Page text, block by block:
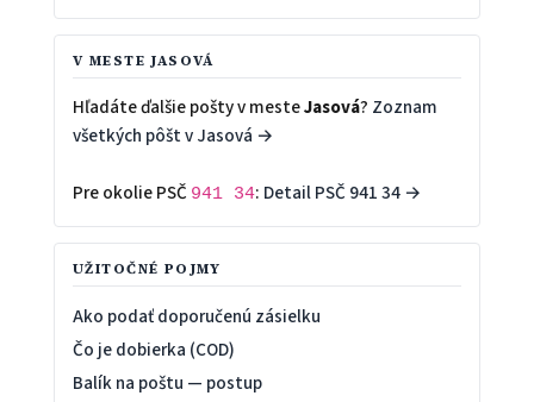
V MESTE JASOVÁ
Hľadáte ďalšie pošty v mesteJasová? Zoznam
všetkých pôšt v Jasová →
Pre okolie PSČ 941 34: Detail PSČ 941 34 →
UŽITOČNÉ POJMY
Ako podať doporučenú zásielku
Čo je dobierka (COD)
Balík na poštu — postup